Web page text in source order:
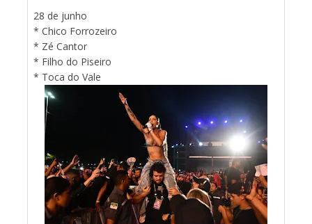
28 de junho
* Chico Forrozeiro
* Zé Cantor
* Filho do Piseiro
* Toca do Vale